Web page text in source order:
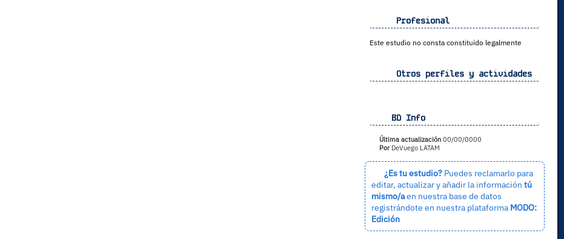
Profesional
Este estudio no consta constituído legalmente
Otros perfiles y actividades
BD Info
Última actualización00/00/0000
PorDeVuego LATAM
¿Es tu estudio?Puedes reclamarlo para
editar, actualizar y añadir la información tú
mismo/aen nuestra base de datos
registrándote en nuestra plataforma MODO:
Edición